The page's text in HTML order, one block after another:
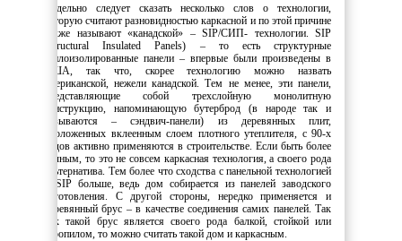
Отдельно следует сказать несколько слов о технологии,
которую считают разновидностью каркасной и по этой причине
также называют «канадской» – SIP/СИП- технологии. SIP
(Structural Insulated Panels) – то есть структурные
теплоизолированные панели – впервые были произведены в
США, так что, скорее технологию можно назвать
американской, нежели канадской. Тем не менее, эти панели,
представляющие собой трехслойную монолитную
конструкцию, напоминающую бутерброд (в народе так и
называются – сэндвич-панели) из деревянных плит,
проложенных вклеенным слоем плотного утеплителя, с 90-х
годов активно применяются в строительстве. Если быть более
точным, то это не совсем каркасная технология, а своего рода
альтернатива. Тем более что сходства с панельной технологией
у SIP больше, ведь дом собирается из панелей заводского
изготовления. С другой стороны, нередко применяется и
деревянный брус – в качестве соединения самих панелей. Так
как такой брус является своего рода балкой, стойкой или
стропилом, то можно считать такой дом и каркасным.